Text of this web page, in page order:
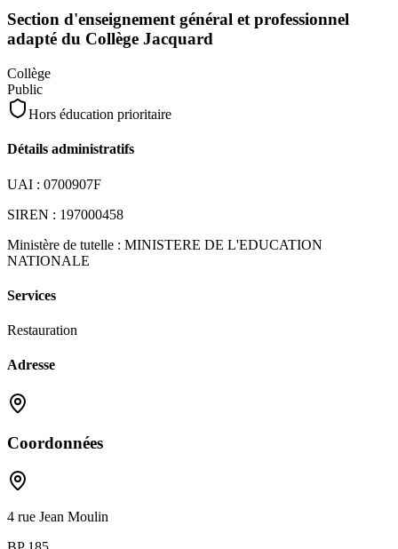
Section d'enseignement général et professionnel
adapté du Collège Jacquard
Collège
Public
Hors éducation prioritaire
Détails administratifs
UAI : 0700907F
SIREN : 197000458
Ministère de tutelle : MINISTERE DE L'EDUCATION
NATIONALE
Services
Restauration
Adresse
Coordonnées
4 rue Jean Moulin